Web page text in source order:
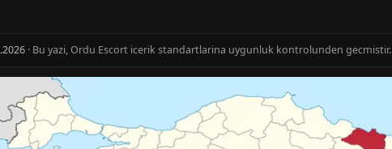
· Bu yazi, Ordu Escort icerik standartlarina uygunluk kontrolunden gecmistir.